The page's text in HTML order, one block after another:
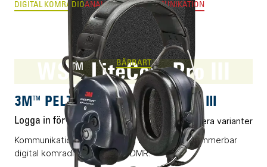
DIGITAL KOMRADIOANALOG RADIOKOMMUNIKATION
WS™ LiteCom Pro III
BÄRBART
3M™ PELTOR™ WS™ LiteCom Pro III
Logga in för pris Flera varianter
Kommunikationsheadset med inbyggd programmerbar
digital komradio baserad på DMR.